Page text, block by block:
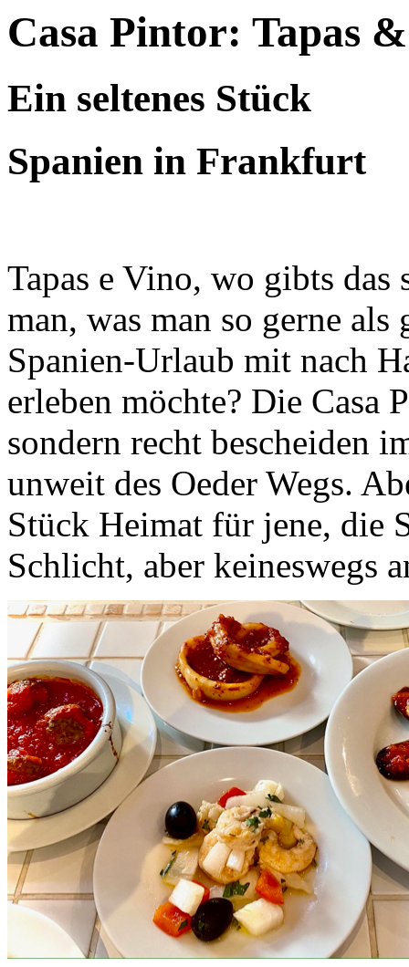
Casa Pintor: Tapas
Ein seltenes Stück
Spanien in Frankfurt
Tapas e Vino, wo gibts
man, was man so gerne
Spanien-Urlaub mit nach
erleben möchte? Die Casa
sondern recht bescheiden
unweit des Oeder Wegs.
Stück Heimat für jene, die
Schlicht, aber keineswegs